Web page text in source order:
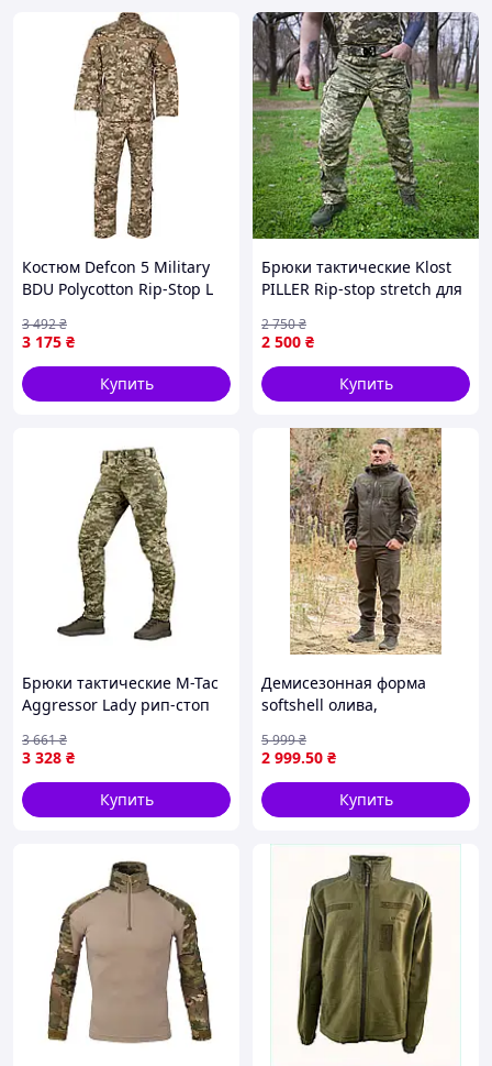
Особенности:
петля для крепления очков;
велкро панели для крепления зева,
идентификаторов и патчей;
Рекомендации по уходу:
Стирать при температуре не больше 40°;
Можно сушить в сушильной машине;
Не отбеливать;
Гладить при температуре не более 150°.
Костюм Defcon 5 Military
BDU Polycotton Rip-Stop L
3 175 ₴
3 492₴
Купить
Брюки тактические Klost
PILLER Rip-stop stretch для
KL-1-VO
2 500 ₴
2 750₴
Купить
Брюки тактические M-Tac
Aggressor Lady рип-стоп
VO
3 328 ₴
3 661₴
Купить
Демисезонная форма
softshell олива,
армейская форма олива на
флисе
2 999.50 ₴
5 999₴
Купить